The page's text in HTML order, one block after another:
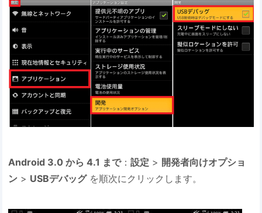
Android 3.0 から 4.1 まで：設定 > 開発者向けオプショ
ン > USBデバッグを順次にクリックします。